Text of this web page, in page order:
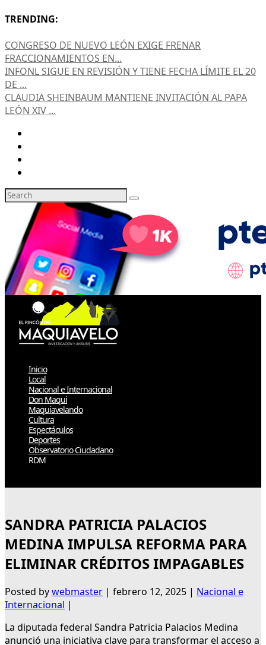
TRENDING:
CONGRESO DE NUEVO LEÓN EXIGE FRENAR
FRACCIONAMIENTOS EN...
INFONL SIGUE EN REVISIÓN Y TIENE FECHA LÍMITE EL 20
DE ...
CLAUDIA SHEINBAUM MANTIENE INVITACIÓN AL PAPA
LEÓN XIV ...
Inicio
Local
Nacional e Internacional
Don Maqui
Maquiavelando
Cultura
Espectáculos
Deportes
Observatorio Ciudadano
RDM
SANDRA PATRICIA PALACIOS
MEDINA IMPULSA REFORMA PARA
ELIMINAR CRÉDITOS IMPAGABLES
Posted bywebmaster | febrero 12, 2025 | Nacional e
Internacional |
La diputada federal Sandra Patricia Palacios Medina
anunció una iniciativa clave para transformar el acceso a